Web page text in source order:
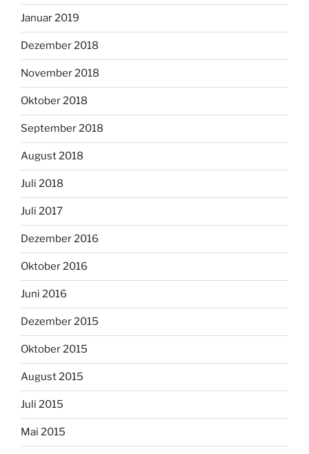
Januar 2019
Dezember 2018
November 2018
Oktober 2018
September 2018
August 2018
Juli 2018
Juli 2017
Dezember 2016
Oktober 2016
Juni 2016
Dezember 2015
Oktober 2015
August 2015
Juli 2015
Mai 2015